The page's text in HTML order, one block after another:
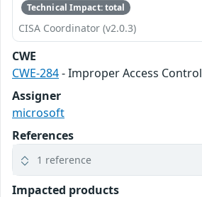
Technical Impact: total
CISA Coordinator (v2.0.3)
CWE
CWE-284- Improper Access Control
Assigner
microsoft
References
1 reference
Impacted products